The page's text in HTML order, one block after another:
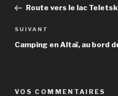
l’article
précédent
Route vers le lac
Article
suivant
SUIVANT
Camping en Altaï, au bord
VOS COMMENTAIRES